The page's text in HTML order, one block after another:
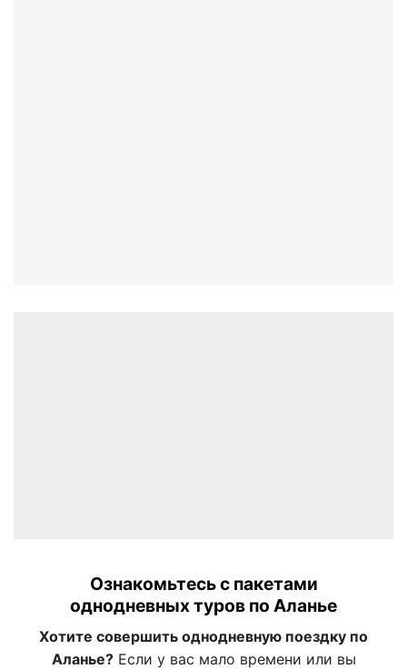
Ознакомьтесь с пакетами
однодневных туров по Аланье
Хотите совершить однодневную поездку по
Аланье?Если у вас мало времени или вы